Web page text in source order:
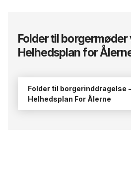
Folder til
Helhedsplan for
Folder til borgerinddragelse -
Helhedsplan For Ålerne